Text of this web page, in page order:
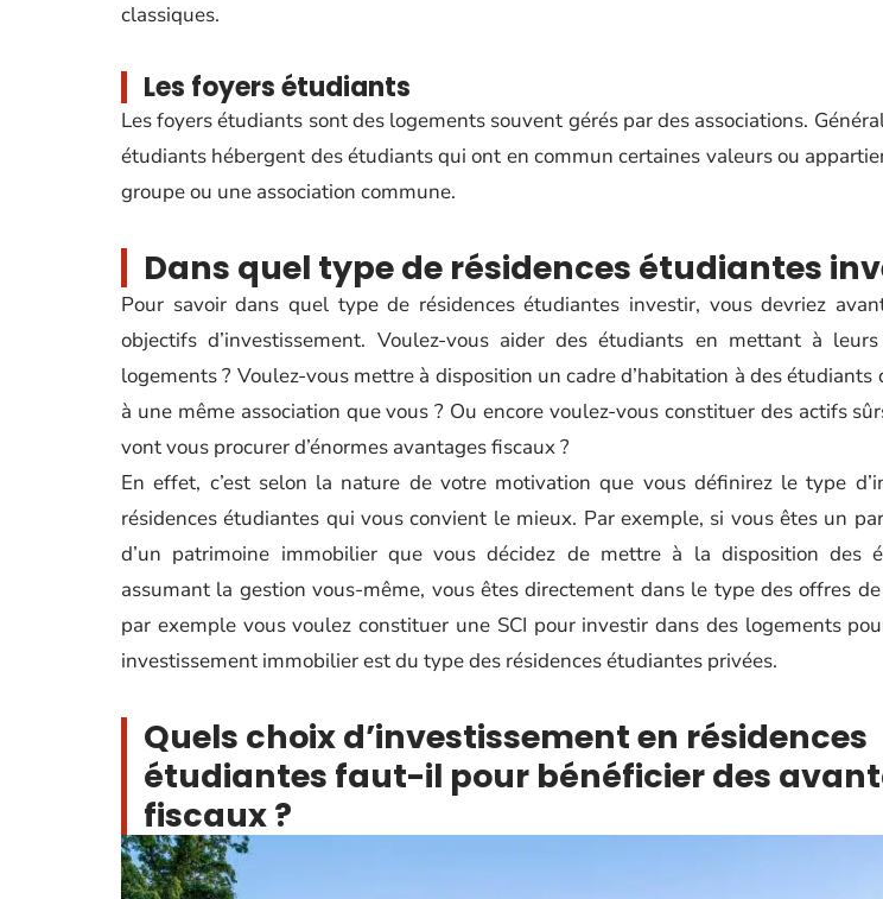
classiques.
Les foyers étudiants
Les foyers étudiants sont des logements souvent gérés par des associations.
étudiants hébergent des étudiants qui ont en commun certaines valeurs ou
groupe ou une association commune.
Dans quel type de résidences étudiantes
Pour savoir dans quel type de résidences étudiantes investir, vous devriez
objectifs d’investissement. Voulez-vous aider des étudiants en mettant à
logements ? Voulez-vous mettre à disposition un cadre d’habitation à des
à une même association que vous ? Ou encore voulez-vous constituer des actifs
vont vous procurer d’énormes avantages fiscaux ?
En effet, c’est selon la nature de votre motivation que vous définirez le type
résidences étudiantes qui vous convient le mieux. Par exemple, si vous êtes un
d’un patrimoine immobilier que vous décidez de mettre à la disposition des
assumant la gestion vous-même, vous êtes directement dans le type des offres
par exemple vous voulez constituer une SCI pour investir dans des logements
investissement immobilier est du type des résidences étudiantes privées.
Quels choix d’investissement en résidences
étudiantes faut-il pour bénéficier des
fiscaux ?